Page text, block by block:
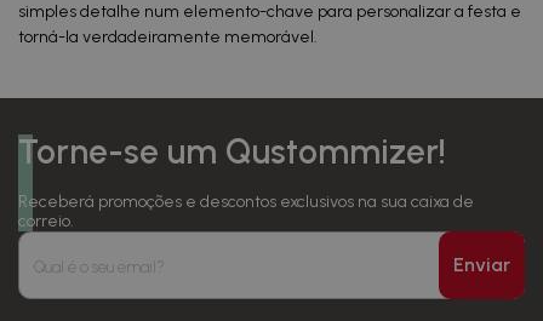
simples detalhe num elemento-chave para personalizar a festa e
torná-la verdadeiramente memorável.
Torne-se um Qustommizer!
Receberá promoções e descontos exclusivos na sua caixa de
correio.
Enviar